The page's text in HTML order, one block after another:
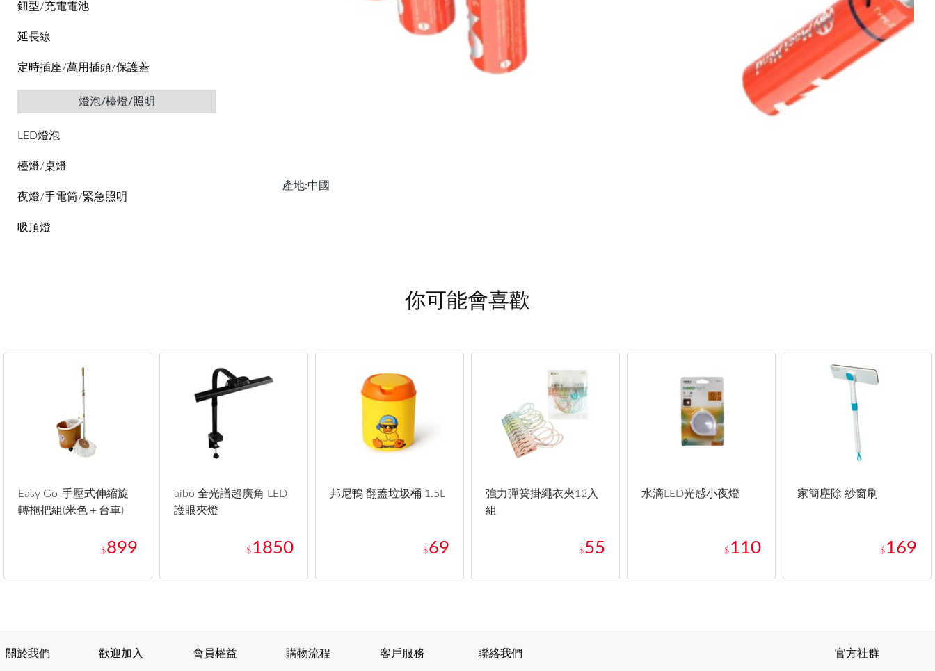
鈕型/充電電池
延長線
定時插座/萬用插頭/保護蓋
燈泡/檯燈/照明
LED燈泡
檯燈/桌燈
夜燈/手電筒/緊急照明
吸頂燈
產地:中國
你可能會喜歡
Easy Go-手壓式伸縮旋
轉拖把組(米色＋台車)
$899
aibo 全光譜超廣角 LED
護眼夾燈
$ 1850
邦尼鴨 翻蓋垃圾桶 1.5L
$69
強力彈簧掛繩衣夾12入
組
$55
水滴LED光感小夜燈
$ 110
家簡塵除 紗窗刷
$ 169
關於我們 歡迎加入 會員權益 購物流程 客戶服務 聯絡我們 官方社群